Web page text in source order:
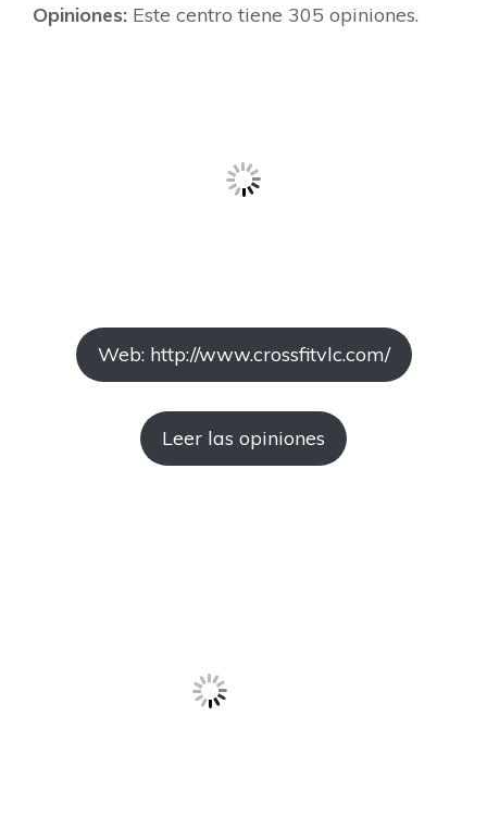
Opiniones: Este centro tiene 305 opiniones.
Web: http://www.crossfitvlc.com/
Leer las opiniones